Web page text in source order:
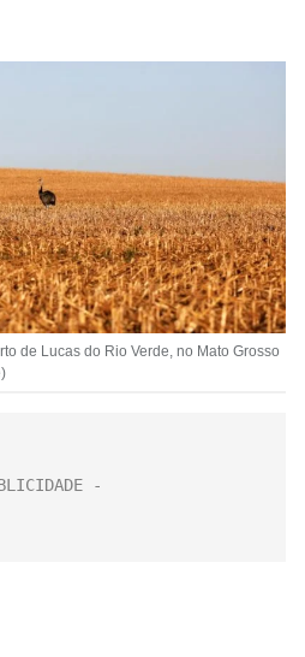
de Lucas do Rio Verde, no Mato Grosso